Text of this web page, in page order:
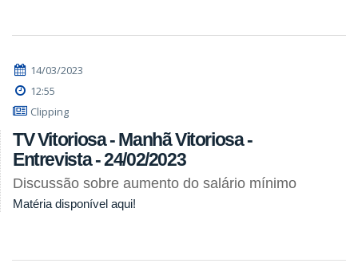
14/03/2023
12:55
Clipping
TV Vitoriosa - Manhã Vitoriosa -
Entrevista - 24/02/2023
Discussão sobre aumento do salário mínimo
Matéria disponível aqui!